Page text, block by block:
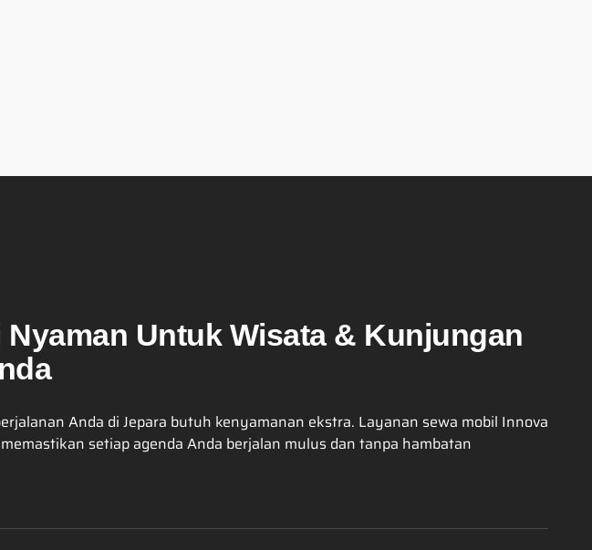
Untuk Wisata & Kunjungan
Anda di Jepara butuh kenyamanan ekstra. Layanan sewa mobil Innova
setiap agenda Anda berjalan mulus dan tanpa hambatan